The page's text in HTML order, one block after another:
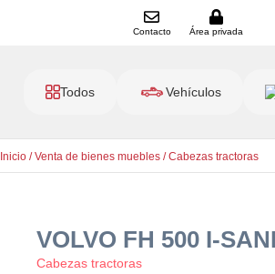
Contacto Área privada
Todos Vehículos
Inicio /Venta de bienes muebles /Cabezas tractoras
VOLVO FH 500 I-
Cabezas tractoras